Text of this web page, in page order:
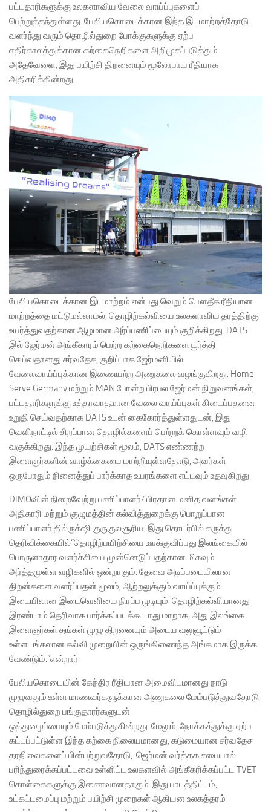
பட்டதாரிகளுக்கு உலகளாவிய வேலை வாய்ப்புகளைப்
பெற்றுத்தந்துள்ளது. பேலியகொடைக்கான இந்த இடமாற்றத்தோடு
வளர்ந்து வரும் தொழில்துறை போக்குகளுக்கு ஏற்ப
எதிர்காலத்துக்கான கற்கைநெறிகளை அறிமுகப்படுத்தும்
அதேவேளை, இது பயிற்சி திறனையும் மூலோபாய ரீதியாக
அதிகரிக்கின்றது.
பேலியகொடைக்கான இடமாற்றம் என்பது வெறும் பௌதீக ரீதியான
மாற்றத்தை மட்டுமல்லாமல், தொழிற்கல்வியை உலகளாவிய தரத்திற்கு
உயர்த்துவதற்கான ஆழமான அர்ப்பணிப்பையும் குறிக்கிறது. DATS
இல் ஜேர்மன் அங்கீகாரம் பெற்ற கற்கைநெறிகளை பூர்த்தி
செய்வதானது சர்வதேச, குறிப்பாக ஜேர்மனியில்
வேலைவாய்ப்புக்கான இணையற்ற அணுகலை வழங்குகிறது. Home
Serve Germany மற்றும் MAN போன்ற பிரபல ஜேர்மன் நிறுவனங்கள்,
பட்டதாரிகளுக்கு உத்தரவாதமான வேலை வாய்ப்புகள் கிடைப்பதனை
உறுதி செய்வதற்காக DATS உடன் கைகோர்த்துள்ளதுடன், இது
வெளிநாட்டில் சிறப்பான தொழில்களைப் பெற்றுக் கொள்ளவும் வழி
வகுக்கிறது. இந்த முயற்சிகள் மூலம், DATS எண்ணற்ற
இளைஞர்களின் வாழ்க்கையை மாற்றியுள்ளதோடு, அவர்கள்
ஒருபோதும் நினைத்துப் பார்க்காத உயரங்களை எட்டவும் உதவுகிறது.
DIMOவின் நிறைவேற்று பணிப்பாளர்/ பிரதான மனித வளங்கள்
அதிகாரி மற்றும் குழுமத்தின் கல்வித்துறைக்கு பொறுப்பான
பணிப்பாளர் தில்ருக்‌ஷி குருகுலசூரிய, இது தொடர்பில் கருத்து
தெரிவிக்கையில்“தொழிற்பயிற்சியை ஊக்குவிப்பது இலங்கையில்
பொருளாதார வளர்ச்சியை முன்னெடுப்பதற்கான மிகவும்
அர்த்தமுள்ள வழிகளில் ஒன்றாகும். தேவை அடிப்படையிலான
திறன்களை வளர்ப்பதன் மூலம், ஆற்றலுக்கும் வாய்ப்புக்கும்
இடையிலான இடைவெளியை நிரப்ப முடியும். தொழிற்கல்வியானது
இரண்டாம் தெரிவாக பார்க்கப்படக்கூடாது மாறாக, அது இலங்கை
இளைஞர்கள் தங்கள் முழு திறனையும் அடைய வலுவூட்டும்
உள்ளடங்கலான கல்வி முறையின் ஒருங்கிணைந்த அங்கமாக இருக்க
வேண்டும்.”என்றார்.
பேலியகொடையின் கேந்திர ரீதியான அமைவிடமானது நாடு
முழுவதும் உள்ள மாணவர்களுக்கான அணுகலை மேம்படுத்துவதோடு,
தொழில்துறை பங்குதாரர்களுடன்
ஒத்துழைப்பையும் மேம்படுத்துகின்றது. மேலும், நோக்கத்துக்கு ஏற்ப
கட்டப்பட்டுள்ள இந்த கற்கை நிலையமானது, கடுமையான சர்வதேச
தரநிலைகளைப் பின்பற்றுவதோடு, ஜெர்மன் வர்த்தக சபையால்
பரிந்துரைக்கப்பட்டவை உள்ளிட்ட உலகளவில் அங்கீகரிக்கப்பட்ட TVET
கொள்கைகளுக்கு இணைவானதாகும். இது பாடத்திட்டம்,
உட்கட்டமைப்பு மற்றும் பயிற்சி முறைகள் ஆகியன உலகத்தரம்